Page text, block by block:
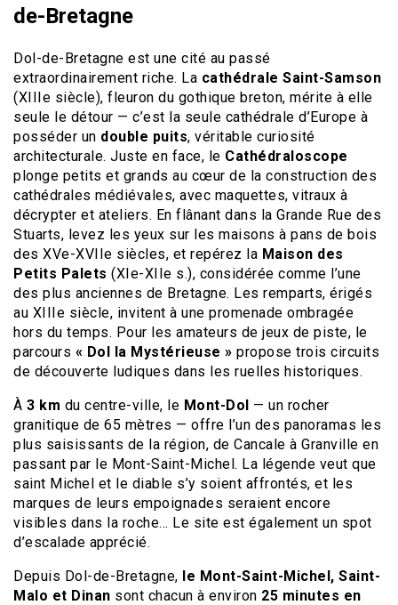
de-Bretagne
Dol-de-Bretagne est une cité au passé
extraordinairement riche. La cathédrale Saint-Samson
(XIIIe siècle), fleuron du gothique breton, mérite à elle
seule le détour — c’est la seule cathédrale d’Europe à
posséder un double puits, véritable curiosité
architecturale. Juste en face, le Cathédraloscope
plonge petits et grands au cœur de la construction des
cathédrales médiévales, avec maquettes, vitraux à
décrypter et ateliers. En flânant dans la Grande Rue des
Stuarts, levez les yeux sur les maisons à pans de bois
des XVe-XVIIe siècles, et repérez la Maison des
Petits Palets (XIe-XIIe s.), considérée comme l’une
des plus anciennes de Bretagne. Les remparts, érigés
au XIIIe siècle, invitent à une promenade ombragée
hors du temps. Pour les amateurs de jeux de piste, le
parcours « Dol la Mystérieuse » propose trois circuits
de découverte ludiques dans les ruelles historiques.
À 3 km du centre-ville, le Mont-Dol — un rocher
granitique de 65 mètres — offre l’un des panoramas les
plus saisissants de la région, de Cancale à Granville en
passant par le Mont-Saint-Michel. La légende veut que
saint Michel et le diable s’y soient affrontés, et les
marques de leurs empoignades seraient encore
visibles dans la roche… Le site est également un spot
d’escalade apprécié.
Depuis Dol-de-Bretagne, le Mont-Saint-Michel, Saint-
Malo et Dinan sont chacun à environ 25 minutes en